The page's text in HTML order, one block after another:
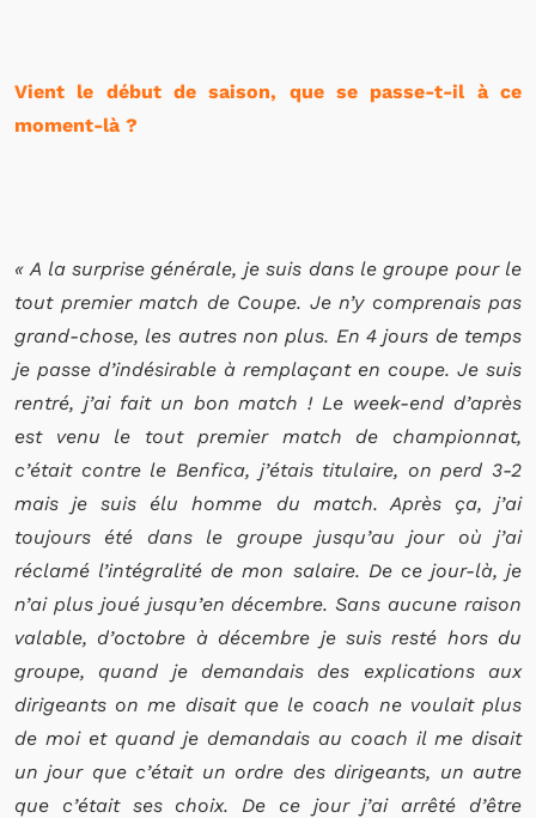
Vient le début de saison, que se passe-t-il à ce
moment-là ?
« A la surprise générale, je suis dans le groupe pour le
tout premier match de Coupe. Je n’y comprenais pas
grand-chose, les autres non plus. En 4 jours de temps
je passe d’indésirable à remplaçant en coupe. Je suis
rentré, j’ai fait un bon match ! Le week-end d’après
est venu le tout premier match de championnat,
c’était contre le Benfica, j’étais titulaire, on perd 3-2
mais je suis élu homme du match. Après ça, j’ai
toujours été dans le groupe jusqu’au jour où j’ai
réclamé l’intégralité de mon salaire. De ce jour-là, je
n’ai plus joué jusqu’en décembre. Sans aucune raison
valable, d’octobre à décembre je suis resté hors du
groupe, quand je demandais des explications aux
dirigeants on me disait que le coach ne voulait plus
de moi et quand je demandais au coach il me disait
un jour que c’était un ordre des dirigeants, un autre
que c’était ses choix. De ce jour j’ai arrêté d’être